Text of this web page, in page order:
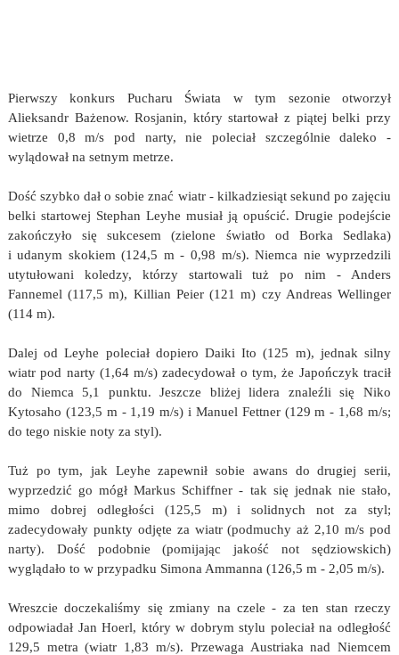
Pierwszy konkurs Pucharu Świata w tym sezonie otworzył
Alieksandr Bażenow. Rosjanin, który startował z piątej belki przy
wietrze 0,8 m/s pod narty, nie poleciał szczególnie daleko -
wylądował na setnym metrze.
Dość szybko dał o sobie znać wiatr - kilkadziesiąt sekund po zajęciu
belki startowej Stephan Leyhe musiał ją opuścić. Drugie podejście
zakończyło się sukcesem (zielone światło od Borka Sedlaka)
i udanym skokiem (124,5 m - 0,98 m/s). Niemca nie wyprzedzili
utytułowani koledzy, którzy startowali tuż po nim - Anders
Fannemel (117,5 m), Killian Peier (121 m) czy Andreas Wellinger
(114 m).
Dalej od Leyhe poleciał dopiero Daiki Ito (125 m), jednak silny
wiatr pod narty (1,64 m/s) zadecydował o tym, że Japończyk tracił
do Niemca 5,1 punktu. Jeszcze bliżej lidera znaleźli się Niko
Kytosaho (123,5 m - 1,19 m/s) i Manuel Fettner (129 m - 1,68 m/s;
do tego niskie noty za styl).
Tuż po tym, jak Leyhe zapewnił sobie awans do drugiej serii,
wyprzedzić go mógł Markus Schiffner - tak się jednak nie stało,
mimo dobrej odległości (125,5 m) i solidnych not za styl;
zadecydowały punkty odjęte za wiatr (podmuchy aż 2,10 m/s pod
narty). Dość podobnie (pomijając jakość not sędziowskich)
wyglądało to w przypadku Simona Ammanna (126,5 m - 2,05 m/s).
Wreszcie doczekaliśmy się zmiany na czele - za ten stan rzeczy
odpowiadał Jan Hoerl, który w dobrym stylu poleciał na odległość
129,5 metra (wiatr 1,83 m/s). Przewaga Austriaka nad Niemcem